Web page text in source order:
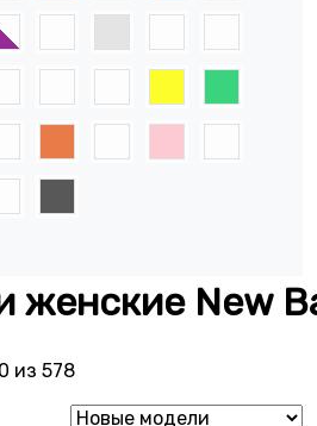
женские New
из 578Сортировка: самые